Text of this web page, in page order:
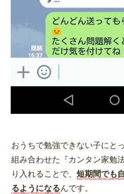
おうちで勉強できない子にと
組み合わせた『カンタン家勉
り入れることで、短期間でも
るようになるんです。